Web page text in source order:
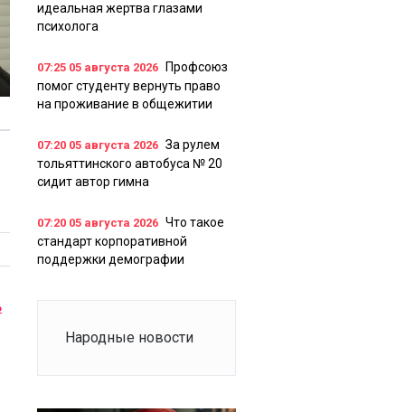
идеальная жертва глазами
психолога
07:25 05 августа 2026
Профсоюз
помог студенту вернуть право
на проживание в общежитии
07:20 05 августа 2026 За рулем
тольяттинского автобуса № 20
сидит автор гимна
07:20 05 августа 2026 Что такое
стандарт корпоративной
поддержки демографии
Народные новости